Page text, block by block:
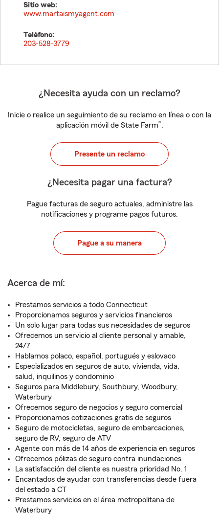
Sitio web:
www.martaismyagent.com
Teléfono:
203-528-3779
¿Necesita ayuda con un reclamo?
Inicie o realice un seguimiento de su reclamo en línea o con la
aplicación móvil de State Farm®.
Presente un reclamo
¿Necesita pagar una factura?
Pague facturas de seguro actuales, administre las
notificaciones y programe pagos futuros.
Pague a su manera
Acerca de mí:
Prestamos servicios a todo Connecticut
Proporcionamos seguros y servicios financieros
Un solo lugar para todas sus necesidades de seguros
Ofrecemos un servicio al cliente personal y amable,
24/7
Hablamos polaco, español, portugués y eslovaco
Especializados en seguros de auto, vivienda, vida,
salud, inquilinos y condominio
Seguros para Middlebury, Southbury, Woodbury,
Waterbury
Ofrecemos seguro de negocios y seguro comercial
Proporcionamos cotizaciones gratis de seguros
Seguro de motocicletas, seguro de embarcaciones,
seguro de RV, seguro de ATV
Agente con más de 14 años de experiencia en seguros
Ofrecemos pólizas de seguro contra inundaciones
La satisfacción del cliente es nuestra prioridad No. 1
Encantados de ayudar con transferencias desde fuera
del estado a CT
Prestamos servicios en el área metropolitana de
Waterbury